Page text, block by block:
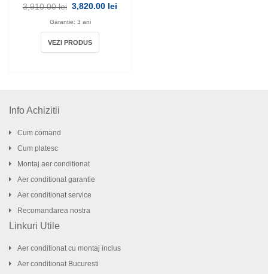
3,910.00 lei 3,820.00 lei
Garantie: 3 ani
VEZI PRODUS
Info Achizitii
Cum comand
Cum platesc
Montaj aer conditionat
Aer conditionat garantie
Aer conditionat service
Recomandarea nostra
Linkuri Utile
Aer conditionat cu montaj inclus
Aer conditionat Bucuresti